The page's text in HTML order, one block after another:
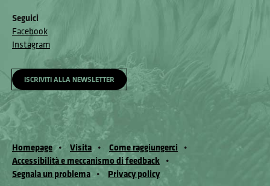
Seguici
Facebook
Instagram
ISCRIVITI ALLA NEWSLETTER
Homepage Visita
Come raggiungerci
Accessibilità e meccanismo di feedback
Segnala un problema
Privacy policy